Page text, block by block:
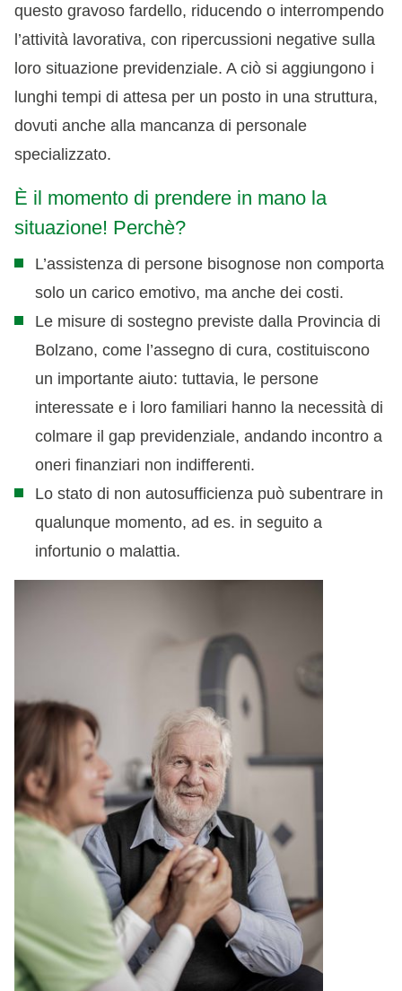
questo gravoso fardello, riducendo o interrompendo
l’attività lavorativa, con ripercussioni negative sulla
loro situazione previdenziale. A ciò si aggiungono i
lunghi tempi di attesa per un posto in una struttura,
dovuti anche alla mancanza di personale
specializzato.
È il momento di prendere in mano la
situazione! Perchè?
L’assistenza di persone bisognose non comporta
solo un carico emotivo, ma anche dei costi.
Le misure di sostegno previste dalla Provincia di
Bolzano, come l’assegno di cura, costituiscono
un importante aiuto: tuttavia, le persone
interessate e i loro familiari hanno la necessità di
colmare il gap previdenziale, andando incontro a
oneri finanziari non indifferenti.
Lo stato di non autosufficienza può subentrare in
qualunque momento, ad es. in seguito a
infortunio o malattia.